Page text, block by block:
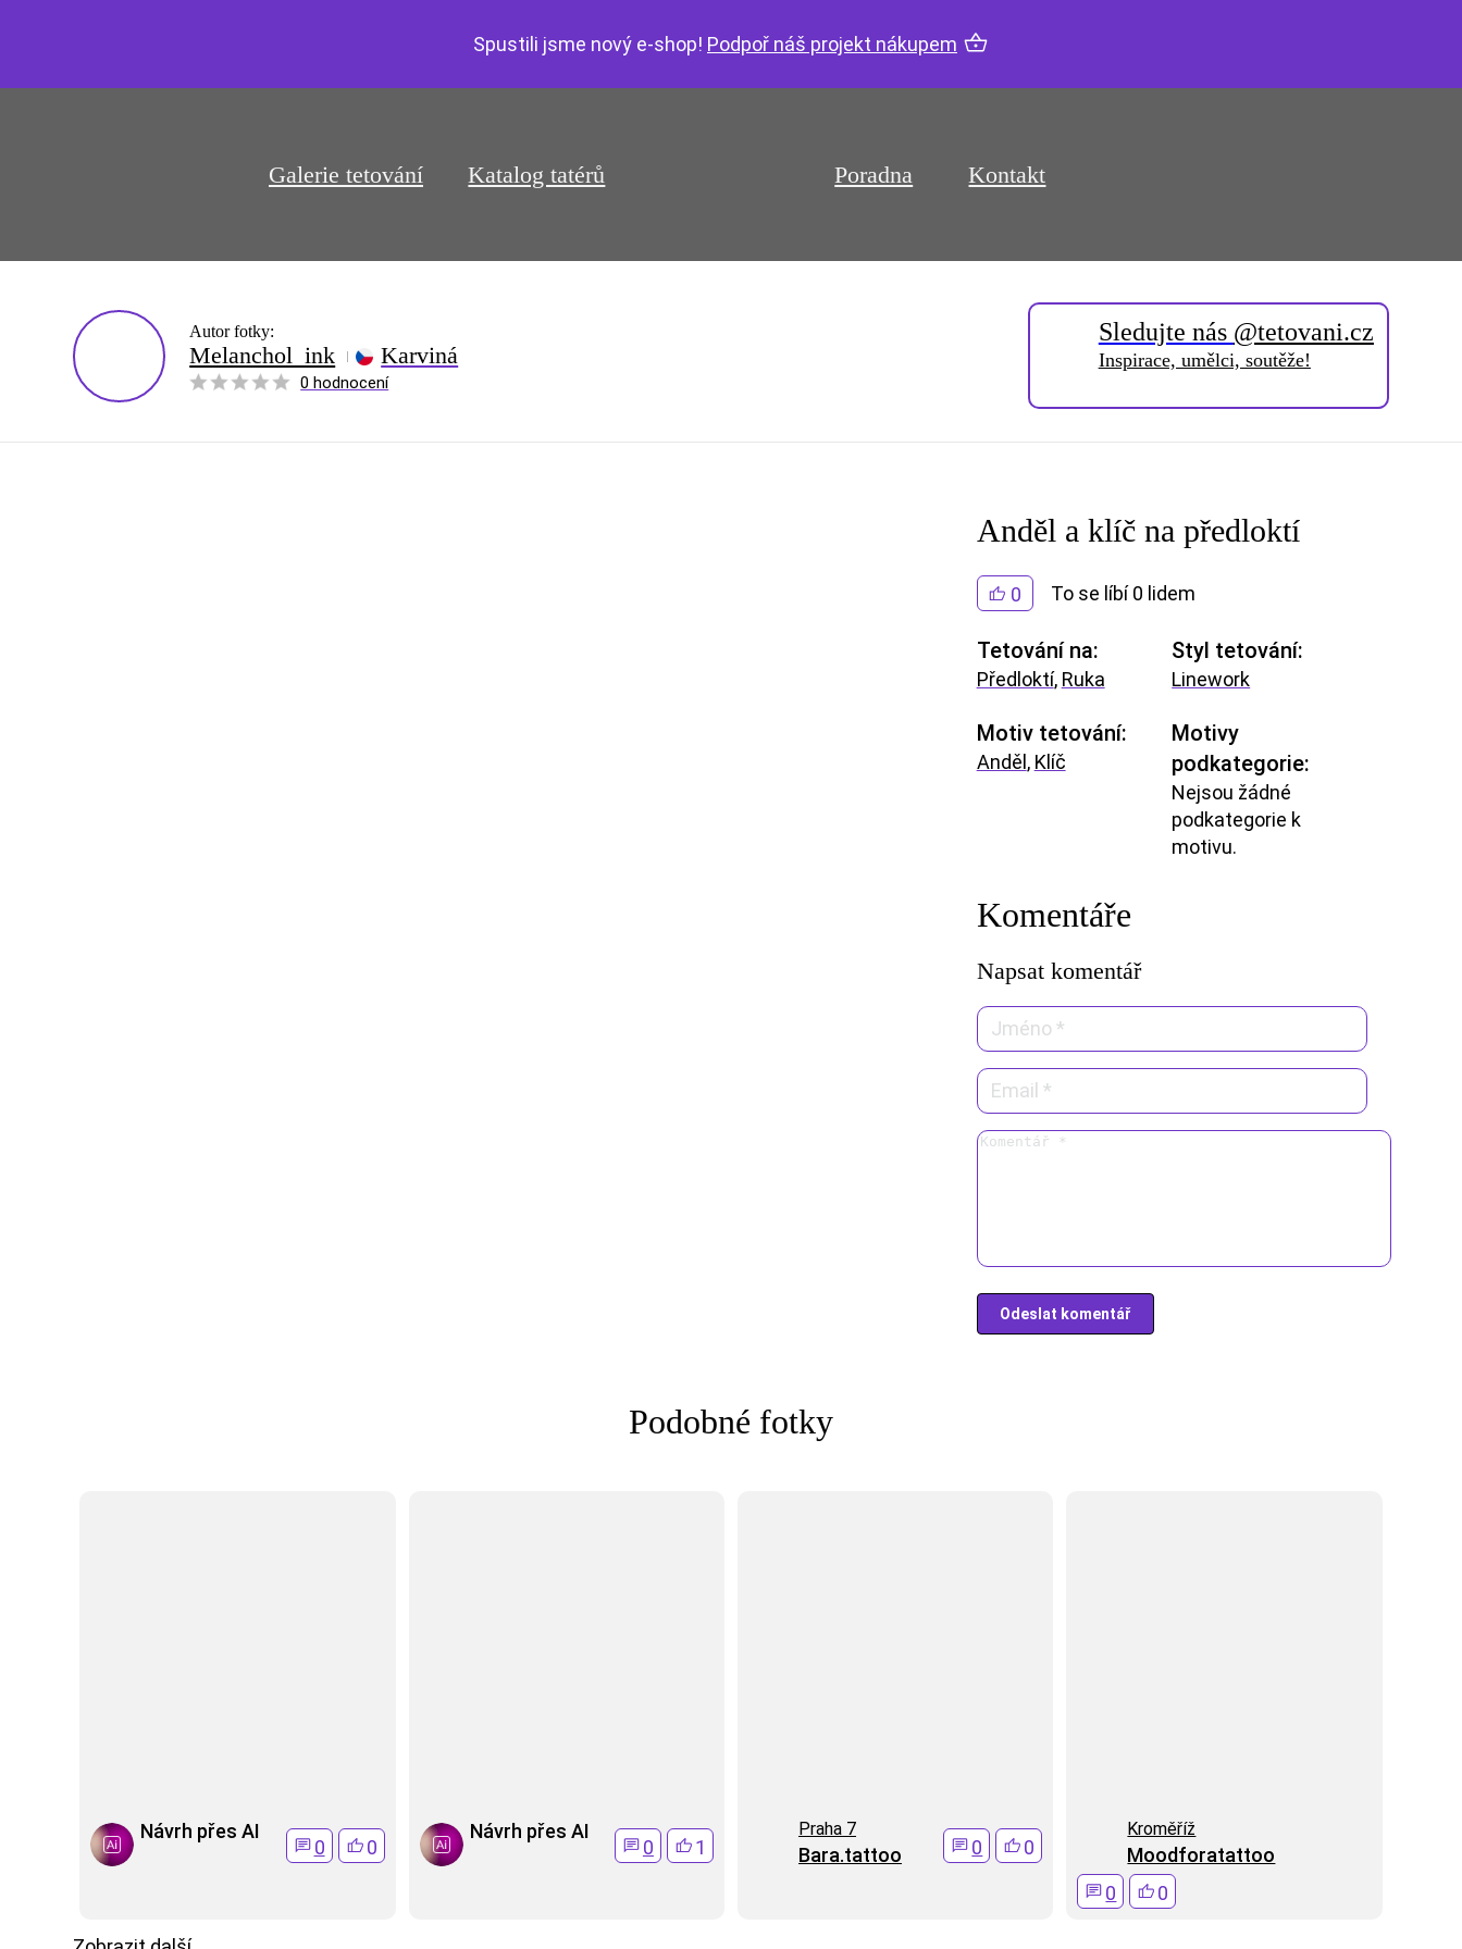
Spustili jsme nový e-shop! Podpoř náš projekt nákupem
Galerie tetování Katalog tatérů Poradna Kontakt
Autor fotky:
Melanchol_ink Karviná
0 hodnocení
Sledujte nás @tetovani.cz
Inspirace, umělci, soutěže!
Anděl a klíč na předloktí
0 To se líbí 0 lidem
Tetování na:
Předloktí, Ruka
Motiv tetování:
Anděl , Klíč
Styl tetování:
Linework
Motivy
podkategorie:
Nejsou žádné
podkategorie k
motivu.
Komentáře
Napsat komentář
Podobné fotky
Návrh přes AI
0 0
Návrh přes AI
0 1
Praha 7
Bara.tattoo 0 0
Kroměří­ž
Moodforatattoo
0
0